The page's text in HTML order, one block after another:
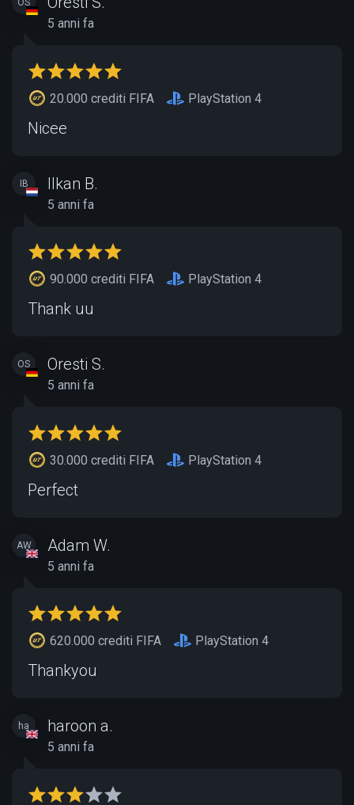
OS
5 anni fa
20.000 crediti FIFA PlayStation 4
Nicee
IB Ilkan B.
5 anni fa
90.000 crediti FIFA PlayStation 4
Thank uu
OS Oresti S.
5 anni fa
30.000 crediti FIFA PlayStation 4
Perfect
AW Adam W.
5 anni fa
620.000 crediti FIFA PlayStation 4
Thankyou
ha haroon a.
5 anni fa